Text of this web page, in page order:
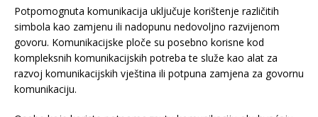
Potpomognuta komunikacija uključuje korištenje različitih
simbola kao zamjenu ili nadopunu nedovoljno razvijenom
govoru. Komunikacijske ploče su posebno korisne kod
kompleksnih komunikacijskih potreba te služe kao alat za
razvoj komunikacijskih vještina ili potpuna zamjena za govornu
komunikaciju.